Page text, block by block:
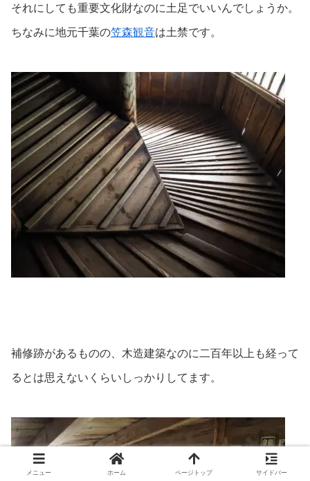
それにしても重要文化財なのに土足でいいんでしょうか。
ちなみに地元千葉の笠森観音は土禁です。
補修跡があるものの、木造建築なのに二百年以上も経って
るとは思えないくらいしっかりしてます。
メニュー ホーム ページトップ サイドバー